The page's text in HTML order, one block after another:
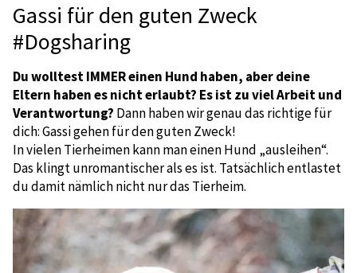
Gassi für den guten Zweck
#Dogsharing
Du wolltest IMMER einen Hund haben, aber deine
Eltern haben es nicht erlaubt? Es ist zu viel Arbeit und
Verantwortung? Dann haben wir genau das richtige für
dich: Gassi gehen für den guten Zweck!
In vielen Tierheimen kann man einen Hund „ausleihen“.
Das klingt unromantischer als es ist. Tatsächlich entlastet
du damit nämlich nicht nur das Tierheim.